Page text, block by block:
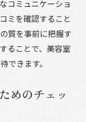
コミュニケーショ
ミを確認すること
質を事前に把握す
ることで、美容室
できます。
めのチェッ